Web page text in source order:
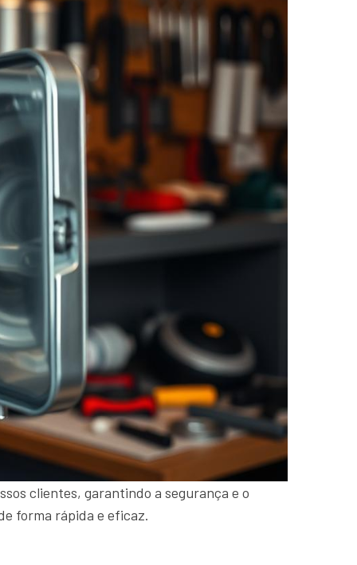
clientes, garantindo a segurança e o
forma rápida e eficaz.